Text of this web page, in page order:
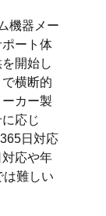
機器メー
ート体
開始し
横断的
カー製
応じ
日対応
応や年
は難しい